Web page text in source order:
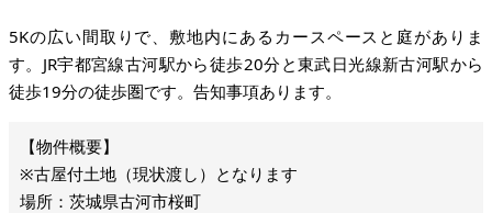
5Kの広い間取りで、敷地内にあるカースペースと庭がありま
す。JR宇都宮線古河駅から徒歩20分と東武日光線新古河駅から
徒歩19分の徒歩圏です。告知事項あります。
※古屋付土地（現状渡し）となります
場所：茨城県古河市桜町